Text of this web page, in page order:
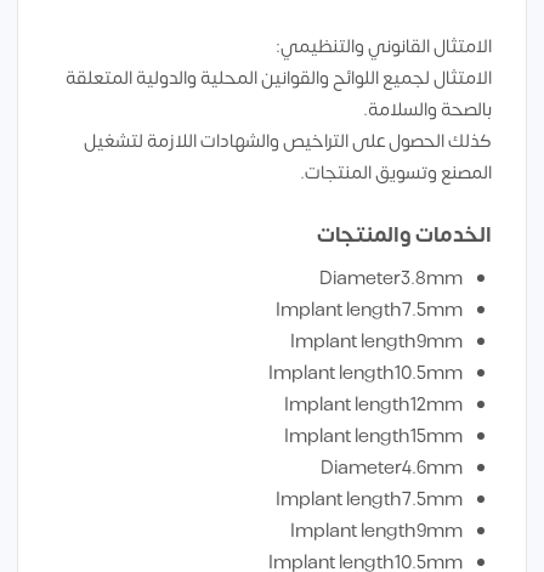
الامتثال القانوني والتنظيمي:
الامتثال لجميع اللوائح والقوانين المحلية والدولية المتعلقة
بالصحة والسلامة.
كذلك الحصول على التراخيص والشهادات اللازمة لتشغيل
المصنع وتسويق المنتجات.
الخدمات والمنتجات
Diameter3.8mm
Implant length7.5mm
Implant length9mm
Implant length10.5mm
Implant length12mm
Implant length15mm
Diameter4.6mm
Implant length7.5mm
Implant length9mm
Implant length10.5mm